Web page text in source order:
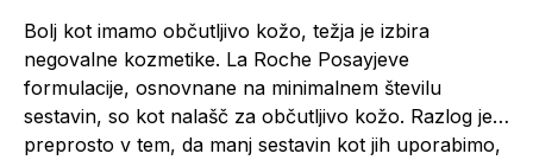
Bolj kot imamo občutljivo kožo, težja je izbira
negovalne kozmetike. La Roche Posayjeve
formulacije, osnovnane na minimalnem številu
sestavin, so kot nalašč za občutljivo kožo. Razlog je
preprosto v tem, da manj sestavin kot jih uporabimo,